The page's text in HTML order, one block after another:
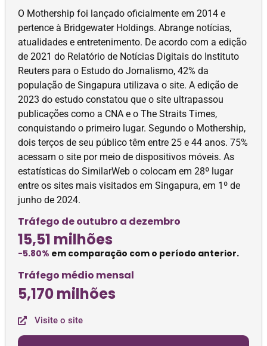
O Mothership foi lançado oficialmente em 2014 e
pertence à Bridgewater Holdings. Abrange notícias,
atualidades e entretenimento. De acordo com a edição
de 2021 do Relatório de Notícias Digitais do Instituto
Reuters para o Estudo do Jornalismo, 42% da
população de Singapura utilizava o site. A edição de
2023 do estudo constatou que o site ultrapassou
publicações como a CNA e o The Straits Times,
conquistando o primeiro lugar. Segundo o Mothership,
dois terços de seu público têm entre 25 e 44 anos. 75%
acessam o site por meio de dispositivos móveis. As
estatísticas do SimilarWeb o colocam em 28º lugar
entre os sites mais visitados em Singapura, em 1º de
junho de 2024.
Tráfego de outubro a dezembro
15,51 milhões
-5.80% em comparação com o período anterior.
Tráfego médio mensal
5,170 milhões
Visite o site